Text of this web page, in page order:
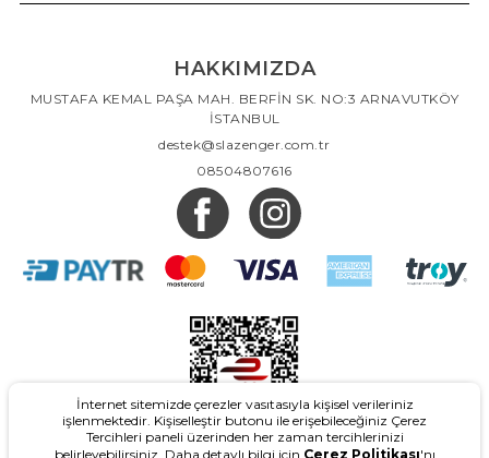
HAKKIMIZDA
MUSTAFA KEMAL PAŞA MAH. BERFİN SK. NO:3 ARNAVUTKÖY
İSTANBUL
destek@slazenger.com.tr
08504807616
İnternet sitemizde çerezler vasıtasıyla kişisel verileriniz
işlenmektedir. Kişiselleştir butonu ile erişebileceğiniz Çerez
Tercihleri paneli üzerinden her zaman tercihlerinizi
belirleyebilirsiniz. Daha detaylı bilgi için Çerez Politikası'nı